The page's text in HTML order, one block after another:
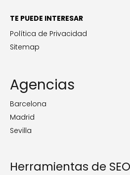
TE PUEDE INTERESAR
Política de Privacidad
Sitemap
Agencias
Barcelona
Madrid
Sevilla
Herramientas de SEO